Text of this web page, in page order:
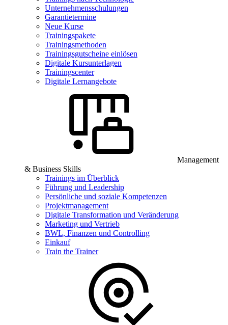
Unternehmensschulungen
Garantietermine
Neue Kurse
Trainingspakete
Trainingsmethoden
Trainingsgutscheine einlösen
Digitale Kursunterlagen
Trainingscenter
Digitale Lernangebote
Management
& Business Skills
Trainings im Überblick
Führung und Leadership
Persönliche und soziale Kompetenzen
Projektmanagement
Digitale Transformation und Veränderung
Marketing und Vertrieb
BWL, Finanzen und Controlling
Einkauf
Train the Trainer